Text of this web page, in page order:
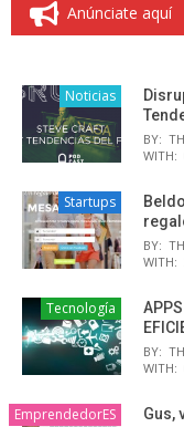
Anúnciate aquí
Noticias
BY:
WITH:
Startups
BY:
WITH:
Tecnología
BY:
WITH:
EmprendedorES Gus,